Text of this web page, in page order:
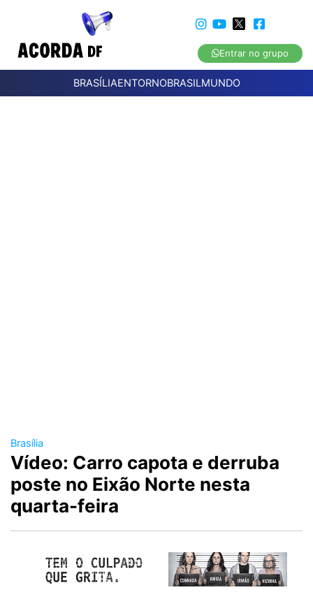
Entrar no grupo
BRASÍLIAENTORNOBRASILMUNDO
Brasília
Vídeo: Carro capota e derruba
poste no Eixão Norte nesta
quarta-feira